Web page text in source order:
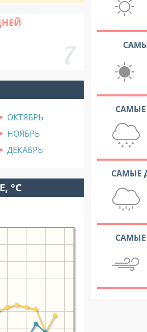
ОКТЯБРЬ
НОЯБРЬ
ДЕКАБРЬ
°C
САМЫЕ
САМЫЕ